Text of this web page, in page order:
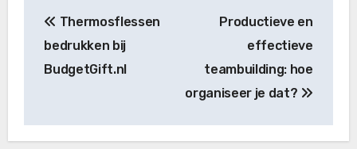
navigatie
Thermosflessen
bedrukken bij
BudgetGift.nl
Productieve en
effectieve
teambuilding: hoe
organiseer je dat?